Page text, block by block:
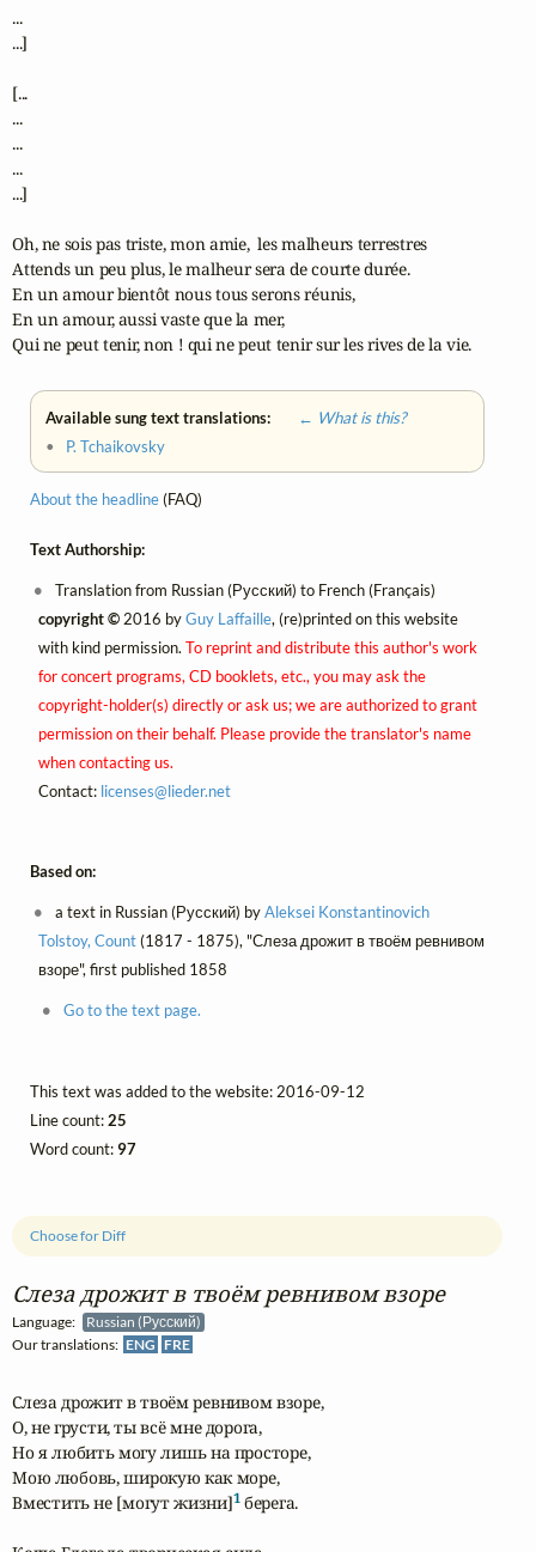
Слеза дрожит в твоём ревнивом взоре
Language:
Russian (Русский)
Our translations: ENG FRE
Choose for Diff
Слеза дрожит в твоём ревнивом взоре,
О, не грусти, ты всё мне дорога,
Но я любить могу лишь на просторе,
Мою любовь, широкую как море,
Вместить не [могут жизни]1 берега.
...
...]
[...
...
...
...
...]
Oh, ne sois pas triste, mon amie,  les malheurs terrestres
Attends un peu plus, le malheur sera de courte durée.
En un amour bientôt nous tous serons réunis,
En un amour, aussi vaste que la mer,
Qui ne peut tenir, non ! qui ne peut tenir sur les rives de la vie.
Available sung text translations:
← What is this?
• P. Tchaikovsky
About the headline(FAQ)
Text Authorship:
Translation from Russian (Русский) to French (Français)
copyright ©2016 byGuy Laffaille, (re)printed on this website
with kind permission. To reprint and distribute this author's work
for concert programs, CD booklets, etc., you may ask the
copyright-holder(s) directly or ask us; we are authorized to grant
permission on their behalf. Please provide the translator's name
when contacting us.
Contact: licenses@lieder.net
Based on:
a text in Russian (Русский) byAleksei Konstantinovich
Tolstoy, Count(1817 - 1875), "Слеза дрожит в твоём ревнивом
взоре", first published 1858
Go to the text page.
This text was added to the website: 2016-09-12
Line count:25
Word count:97